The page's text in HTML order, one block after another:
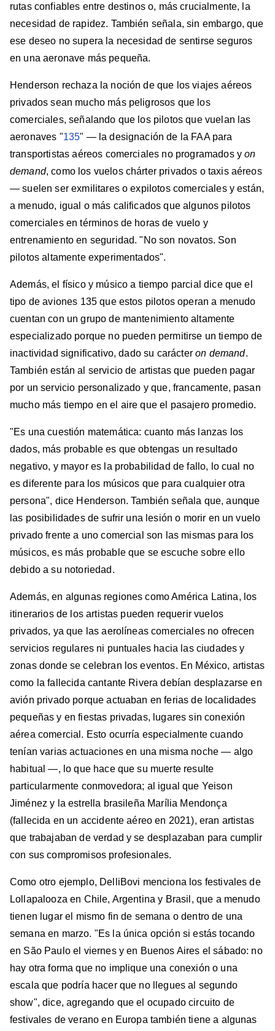
rutas confiables entre destinos o, más crucialmente, la
necesidad de rapidez. También señala, sin embargo, que
ese deseo no supera la necesidad de sentirse seguros
en una aeronave más pequeña.
Henderson rechaza la noción de que los viajes aéreos
privados sean mucho más peligrosos que los
comerciales, señalando que los pilotos que vuelan las
aeronaves "135" — la designación de la FAA para
transportistas aéreos comerciales no programados yon
demand, como los vuelos chárter privados o taxis aéreos
— suelen ser exmilitares o expilotos comerciales y están,
a menudo, igual o más calificados que algunos pilotos
comerciales en términos de horas de vuelo y
entrenamiento en seguridad. "No son novatos. Son
pilotos altamente experimentados".
Además, el físico y músico a tiempo parcial dice que el
tipo de aviones 135 que estos pilotos operan a menudo
cuentan con un grupo de mantenimiento altamente
especializado porque no pueden permitirse un tiempo de
inactividad significativo, dado su carácteron demand.
También están al servicio de artistas que pueden pagar
por un servicio personalizado y que, francamente, pasan
mucho más tiempo en el aire que el pasajero promedio.
"Es una cuestión matemática: cuanto más lanzas los
dados, más probable es que obtengas un resultado
negativo, y mayor es la probabilidad de fallo, lo cual no
es diferente para los músicos que para cualquier otra
persona", dice Henderson. También señala que, aunque
las posibilidades de sufrir una lesión o morir en un vuelo
privado frente a uno comercial son las mismas para los
músicos, es más probable que se escuche sobre ello
debido a su notoriedad.
Además, en algunas regiones como América Latina, los
itinerarios de los artistas pueden requerir vuelos
privados, ya que las aerolíneas comerciales no ofrecen
servicios regulares ni puntuales hacia las ciudades y
zonas donde se celebran los eventos. En México, artistas
como la fallecida cantante Rivera debían desplazarse en
avión privado porque actuaban en ferias de localidades
pequeñas y en fiestas privadas, lugares sin conexión
aérea comercial. Esto ocurría especialmente cuando
tenían varias actuaciones en una misma noche — algo
habitual —, lo que hace que su muerte resulte
particularmente conmovedora; al igual que Yeison
Jiménez y la estrella brasileña Marília Mendonça
(fallecida en un accidente aéreo en 2021), eran artistas
que trabajaban de verdad y se desplazaban para cumplir
con sus compromisos profesionales.
Como otro ejemplo, DelliBovi menciona los festivales de
Lollapalooza en Chile, Argentina y Brasil, que a menudo
tienen lugar el mismo fin de semana o dentro de una
semana en marzo. "Es la única opción si estás tocando
en São Paulo el viernes y en Buenos Aires el sábado: no
hay otra forma que no implique una conexión o una
escala que podría hacer que no llegues al segundo
show", dice, agregando que el ocupado circuito de
festivales de verano en Europa también tiene a algunas